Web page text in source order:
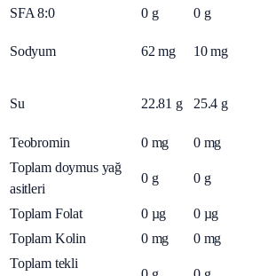
SFA 8:0
0 g 0 g
Sodyum 62 mg 10 mg
Su 22.81 g 25.4 g
Teobromin 0 mg 0 mg
Toplam doymus yağ
asitleri
0 g 0 g
Toplam Folat 0 µg 0 µg
Toplam Kolin
0 mg 0 mg
Toplam tekli